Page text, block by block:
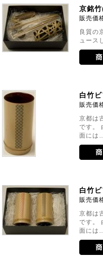
京銘
販売価
良質の
ュース
白竹
販売価
京都は
です。
面には…
白竹
販売価
京都は
です。
面には…